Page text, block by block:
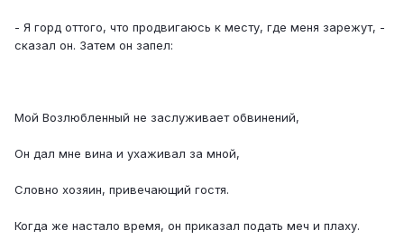
- Я горд оттого, что продвигаюсь к месту, где меня зарежут, -
сказал он. Затем он запел:
Мой Возлюбленный не заслуживает обвинений,
Он дал мне вина и ухаживал за мной,
Словно хозяин, привечающий гостя.
Когда же настало время, он приказал подать меч и плаху.